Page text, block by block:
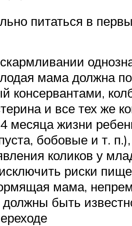
питаться в
мама должна
консервантами,
и все тех же
месяца жизни
бобовые и т.
коликов у
риски
мама,
быть